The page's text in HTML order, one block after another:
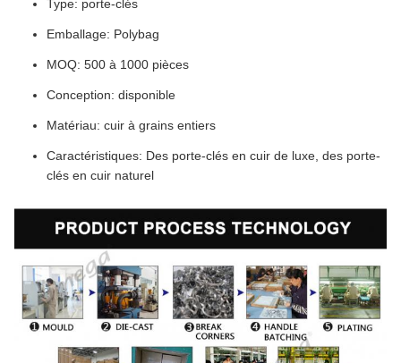
Type: porte-clés
Emballage: Polybag
MOQ: 500 à 1000 pièces
Conception: disponible
Matériau: cuir à grains entiers
Caractéristiques: Des porte-clés en cuir de luxe, des porte-
clés en cuir naturel